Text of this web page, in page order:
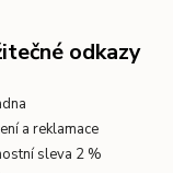
odkazy
a reklamace
sleva 2 %